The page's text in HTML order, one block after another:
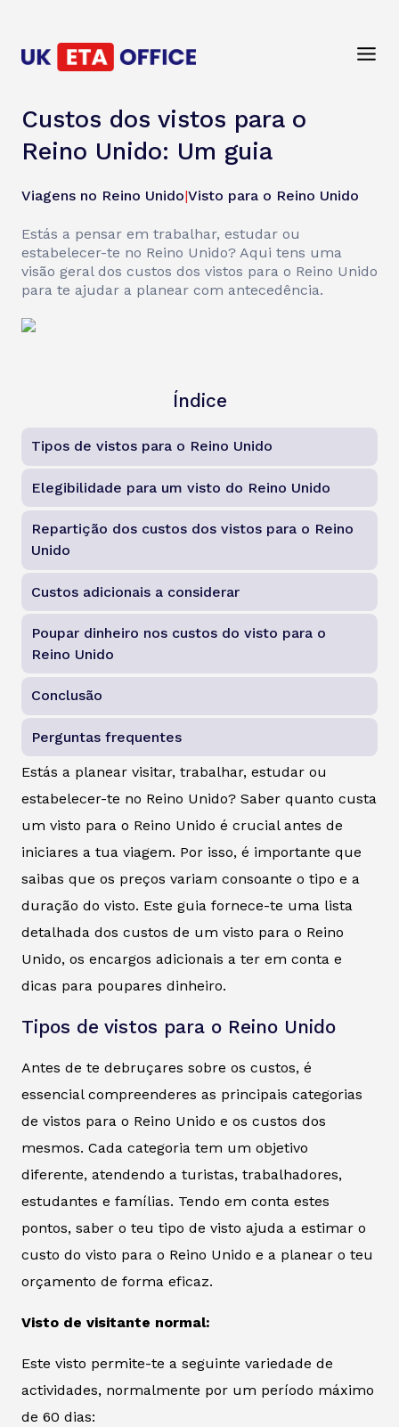
Custos dos vistos para o
Reino Unido: Um guia
Viagens no Reino Unido|Visto para o Reino Unido
Estás a pensar em trabalhar, estudar ou
estabelecer-te no Reino Unido? Aqui tens uma
visão geral dos custos dos vistos para o Reino Unido
para te ajudar a planear com antecedência.
Índice
Tipos de vistos para o Reino Unido
Elegibilidade para um visto do Reino Unido
Repartição dos custos dos vistos para o Reino
Unido
Custos adicionais a considerar
Poupar dinheiro nos custos do visto para o
Reino Unido
Conclusão
Perguntas frequentes
Estás a planear visitar, trabalhar, estudar ou
estabelecer-te no Reino Unido? Saber quanto custa
um visto para o Reino Unido é crucial antes de
iniciares a tua viagem. Por isso, é importante que
saibas que os preços variam consoante o tipo e a
duração do visto. Este guia fornece-te uma lista
detalhada dos custos de um visto para o Reino
Unido, os encargos adicionais a ter em conta e
dicas para poupares dinheiro.
Tipos de vistos para o Reino Unido
Antes de te debruçares sobre os custos, é
essencial compreenderes as principais categorias
de vistos para o Reino Unido e os custos dos
mesmos. Cada categoria tem um objetivo
diferente, atendendo a turistas, trabalhadores,
estudantes e famílias. Tendo em conta estes
pontos, saber o teu tipo de visto ajuda a estimar o
custo do visto para o Reino Unido e a planear o teu
orçamento de forma eficaz.
Visto de visitante normal:
Este visto permite-te a seguinte variedade de
actividades, normalmente por um período máximo
de 60 dias: